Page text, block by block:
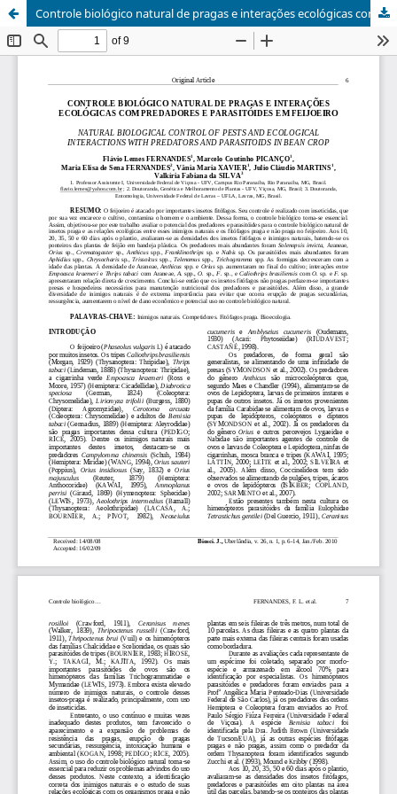
Controle biológico natural de pragas e interações ecológicas com predadores e parasitóides em feijoeiro